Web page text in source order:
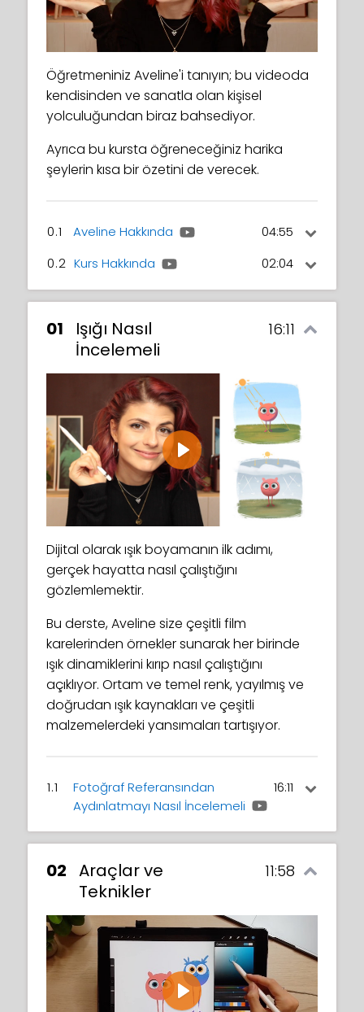
Öğretmeniniz Aveline'i tanıyın; bu videoda
kendisinden ve sanatla olan kişisel
yolculuğundan biraz bahsediyor.
Ayrıca bu kursta öğreneceğiniz harika
şeylerin kısa bir özetini de verecek.
0.1 Aveline Hakkında 04:55
Öğretmeniniz Aveline'i tanıyın; bu videoda
kendisinden ve sanatla olan kişisel
yolculuğundan biraz bahsediyor.
0.2 Kurs Hakkında 02:04
01
Işığı Nasıl
İncelemeli
16:11
Play
Dijital olarak ışık boyamanın ilk adımı,
gerçek hayatta nasıl çalıştığını
gözlemlemektir.
Bu derste, Aveline size çeşitli film
karelerinden örnekler sunarak her birinde
ışık dinamiklerini kırıp nasıl çalıştığını
açıklıyor. Ortam ve temel renk, yayılmış ve
doğrudan ışık kaynakları ve çeşitli
malzemelerdeki yansımaları tartışıyor.
1.1
Fotoğraf Referansından
Aydınlatmayı Nasıl İncelemeli
16:11
açısından nasıl analiz ettiğini izleyin, ayrıca
teorik kavramları açıklıyor: Dağılmış ışık,
Doğrudan ışık ve daha fazlası.
02 Araçlar ve
Teknikler
11:58
Play